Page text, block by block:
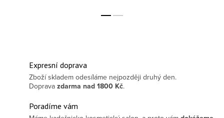
Expresní doprava
Zboží skladem odesíláme nejpozději druhý den.
Doprava zdarma nad 1800 Kč.
Poradíme vám